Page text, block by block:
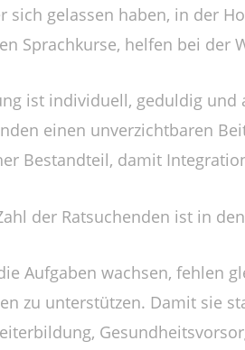
sich gelassen haben, in der
Sprachkurse, helfen bei der
ist individuell, geduldig
einen unverzichtbaren
Bestandteil, damit
der Ratsuchenden ist in
Aufgaben wachsen, fehlen
zu unterstützen. Damit sie